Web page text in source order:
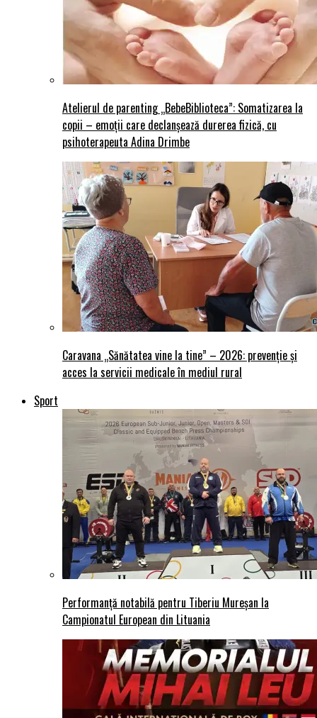
Atelierul de parenting „BebeBiblioteca”: Somatizarea la
copii – emoții care declanșează durerea fizică, cu
psihoterapeuta Adina Drimbe
Caravana „Sănătatea vine la tine” – 2026: prevenție și
acces la servicii medicale în mediul rural
Sport
Performanță notabilă pentru Tiberiu Mureșan la
Campionatul European din Lituania